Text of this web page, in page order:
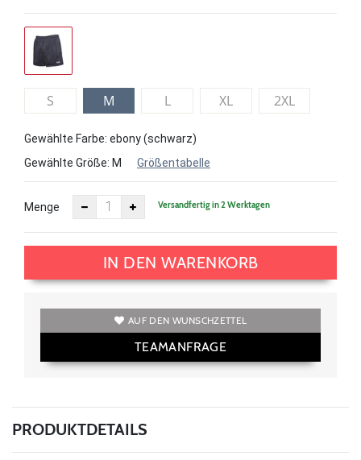
S M L XL 2XL
Gewählte Farbe: ebony (schwarz)
Gewählte Größe: M Größentabelle
Menge Versandfertig in 2 Werktagen
IN DEN WARENKORB
AUF DEN WUNSCHZETTEL
TEAMANFRAGE
PRODUKTDETAILS